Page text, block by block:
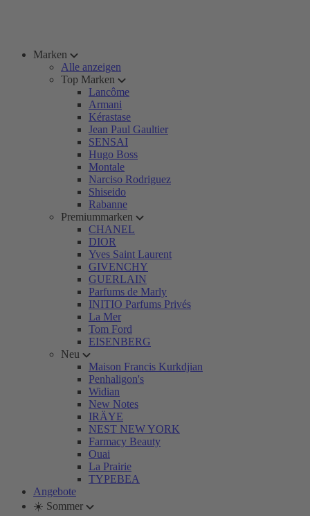
Marken
Alle anzeigen
Top Marken
Lancôme
Armani
Kérastase
Jean Paul Gaultier
SENSAI
Hugo Boss
Montale
Narciso Rodriguez
Shiseido
Rabanne
Premiummarken
CHANEL
DIOR
Yves Saint Laurent
GIVENCHY
GUERLAIN
Parfums de Marly
INITIO Parfums Privés
La Mer
Tom Ford
EISENBERG
Neu
Maison Francis Kurkdjian
Penhaligon's
Widian
New Notes
IRÄYE
NEST NEW YORK
Farmacy Beauty
Ouai
La Prairie
TYPEBEA
Angebote
☀️ Sommer